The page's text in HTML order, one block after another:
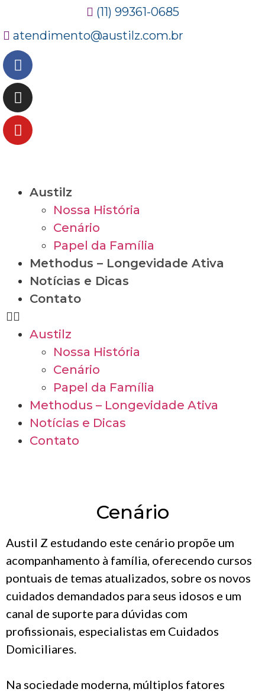
(11) 99361-0685
atendimento@austilz.com.br
Austilz
Nossa História
Cenário
Papel da Família
Methodus – Longevidade Ativa
Notícias e Dicas
Contato
Austilz
Nossa História
Cenário
Papel da Família
Methodus – Longevidade Ativa
Notícias e Dicas
Contato
Cenário
Austil Z estudando este cenário propõe um
acompanhamento à família, oferecendo cursos
pontuais de temas atualizados, sobre os novos
cuidados demandados para seus idosos e um
canal de suporte para dúvidas com
profissionais, especialistas em Cuidados
Domiciliares.
Na sociedade moderna, múltiplos fatores